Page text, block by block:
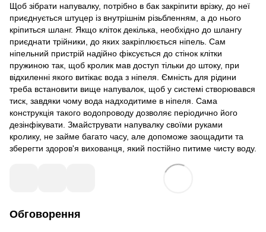
Щоб зібрати напувалку, потрібно в бак закріпити врізку, до неї
приєднується штуцер із внутрішнім різьбленням, а до нього
кріпиться шланг. Якщо кліток декілька, необхідно до шлангу
приєднати трійники, до яких закріплюється ніпель. Сам
ніпельний пристрій надійно фіксується до стінок клітки
пружиною так, щоб кролик мав доступ тільки до штоку, при
відхиленні якого витікає вода з ніпеля. Ємність для рідини
треба встановити вище напувалок, щоб у системі створювався
тиск, завдяки чому вода надходитиме в ніпеля. Сама
конструкція такого водопроводу дозволяє періодично його
дезінфікувати. Змайструвати напувалку своїми руками
кролику, не займе багато часу, але допоможе заощадити та
зберегти здоров'я вихованця, який постійно питиме чисту воду.
Обговорення